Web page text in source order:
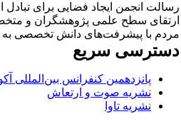
انجمن ایجاد فضایی برای تبادل
سطح علمی پژوهشگران و
با پیشرفت‌های دانش تخصصی به
سریع
پانزدهمین کنفرانس بین‌المللی
نشریه صوت و ارتعاش
نشریه تاوا